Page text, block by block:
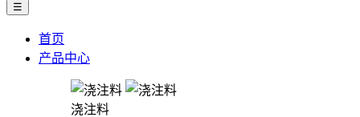
☰
首页
产品中心
浇注料